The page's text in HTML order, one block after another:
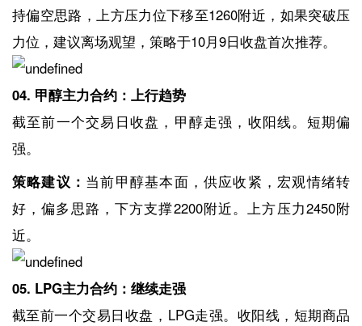
持偏空思路，上方压力位下移至1260附近，如果突破压
力位，建议离场观望，策略于10月9日收盘首次推荐。
04. 甲醇主力合约：上行趋势
截至前一个交易日收盘，甲醇走强，收阳线。短期偏
强。
策略建议： 当前甲醇基本面，供应收紧，宏观情绪转
好，偏多思路，下方支撑2200附近。上方压力2450附
近。
05. LPG主力合约：继续走强
截至前一个交易日收盘，LPG走强。收阳线，短期商品